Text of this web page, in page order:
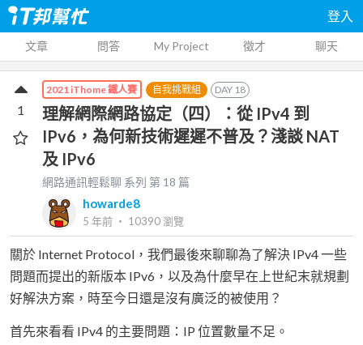
登入
文章 問答 My Project 徵才 聊天
2021 iThome 鐵人賽 自我挑戰組 DAY 18
理解網際網路協定（四）：從 IPv4 到
IPv6，為何新技術遲遲不普及？淺談 NAT
及 IPv6
網路通訊輕鬆聊 系列 第 18 篇
howarde8
5 年前 ‧ 10390瀏覽
1
關於 Internet Protocol，我們最後來聊聊為了解決 IPv4 一些
問題而提出的新版本 IPv6，以及為什麼早在上世紀末就規劃
好解決方案，時至今日還是沒有廣泛的被使用？
首先來看看 IPv4 的主要問題：IP 位置數量不足。